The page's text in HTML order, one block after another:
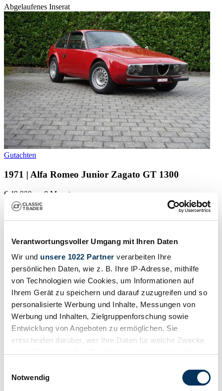
Verantwortungsvoller Umgang mit Ihren Daten
Wir und unsere 1022 Partner verarbeiten Ihre
persönlichen Daten, wie z. B. Ihre IP-Adresse, mithilfe
von Technologien wie Cookies, um Informationen auf
Ihrem Gerät zu speichern und darauf zuzugreifen und so
personalisierte Werbung und Inhalte, Messungen von
Werbung und Inhalten, Zielgruppenforschung sowie
Entwicklung von Angeboten zu ermöglichen. Sie
entscheiden darüber, wer Ihre Daten für welche Zwecke
Trigger Symbol ändern oder widerrufen
Notwendig
Abgelaufenes Inserat
Gutachten
1971 | Alfa Romeo Junior Zagato GT 1300
€ 49.800 vor 8 Monaten
Baureihe